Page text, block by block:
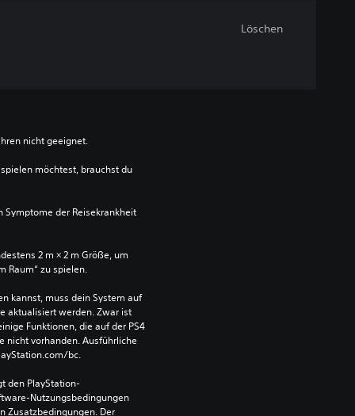
Löschen
nicht geeignet.
möchtest, brauchst du
Symptome der Reisekrankheit
2 m × 2 m Größe, um
Raum“ zu spielen.
kannst, muss dein System auf
aktualisiert werden. Zwar ist
Funktionen, die auf der PS4
nicht vorhanden. Ausführliche
bc.
den PlayStation-
Nutzungsbedingungen
Zusatzbedingungen. Der